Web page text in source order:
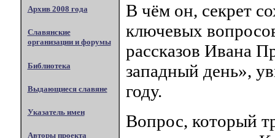
Архив 2008 года
Славянские
организации и форумы
Библиотека
Выдающиеся славяне
Указатель имен
Авторы проекта
В чём он, секрет
ключевых
рассказов Ивана
западный день»,
году.
Вопрос, который